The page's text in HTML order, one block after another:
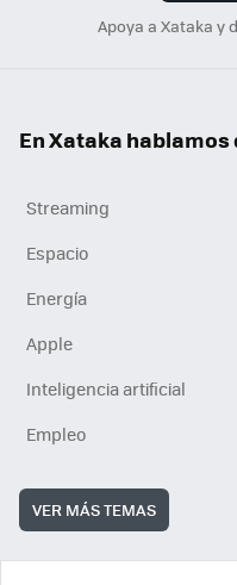
Apoya a Xataka y
En Xataka hablamos
Streaming
Espacio
Energía
Apple
Inteligencia artificial
Empleo
VER MÁS TEMAS